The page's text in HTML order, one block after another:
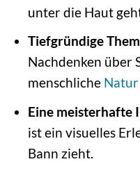
unter die Haut
Tiefgründige
Nachdenken über
menschliche Natur
Eine meisterhafte
ist ein visuelles
Bann zieht.